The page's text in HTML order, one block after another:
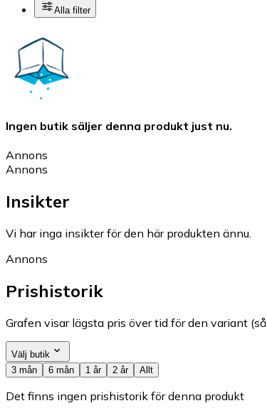
Alla filter
Ingen butik säljer denna produkt just nu.
Annons
Annons
Insikter
Vi har inga insikter för den här produkten ännu.
Annons
Prishistorik
Grafen visar lägsta pris över tid för den variant
Välj butik
3 mån
6 mån 1 år 2 år Allt
Det finns ingen prishistorik för denna produkt